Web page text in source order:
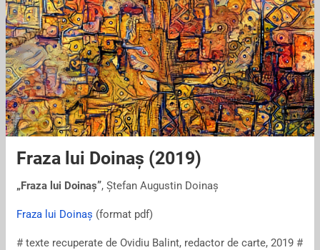
Fraza lui Doinaș (2019)
„Fraza lui Doinaș”, Ștefan Augustin Doinaș
Fraza lui Doinaș (format pdf)
# texte recuperate de Ovidiu Balint, redactor de carte, 2019 #